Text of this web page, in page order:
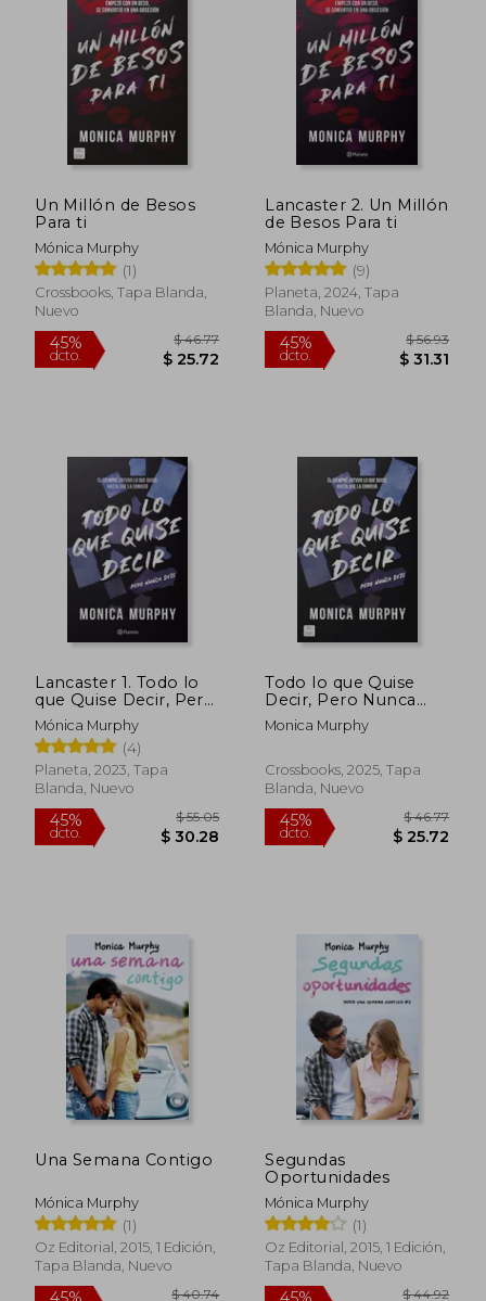
Un Millón de Besos
Para ti
Mónica Murphy
(1)
Crossbooks, Tapa Blanda,
Nuevo
Lancaster 2. Un Millón
de Besos Para ti
Mónica Murphy
(9)
Planeta, 2024, Tapa
Blanda, Nuevo
45%
dcto.
Lancaster 1. Todo lo
que Quise Decir, Pero
Nunca Dije
Mónica Murphy
(4)
Planeta, 2023, Tapa
Blanda, Nuevo
45%
dcto. $ 30.28
Todo lo que Quise
Decir, Pero Nunca
Dije
Monica Murphy
Crossbooks, 2025, Tapa
Blanda, Nuevo
45%
dcto.
Una Semana Contigo
Mónica Murphy
(1)
Oz Editorial, 2015, 1 Edición,
Tapa Blanda, Nuevo
Segundas
Oportunidades
Mónica Murphy
(1)
Oz Editorial, 2015, 1 Edición,
Tapa Blanda, Nuevo